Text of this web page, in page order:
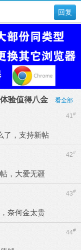
回复
验值得八金 看全部
41#
了，支持新帖
42#
，大爱无疆
43#
奈何金太贵
44#